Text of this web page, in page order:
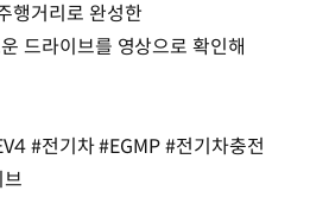
행거리로 완성한
드라이브를 영상으로 확인해
#전기차 #EGMP #전기차충전